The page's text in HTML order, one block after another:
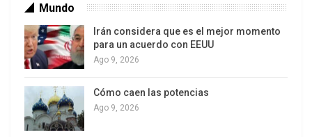
Total Austral,
Pan American Energy (PAE)[2],
Petrobas, Pluspetrol,
Tecpetrol,
Apache y
Los latinos le van dando la espalda a Trump
Mundo
Irán considera que es el mejor momento
para un acuerdo con EEUU
Ago 9, 2026
Cómo caen las potencias
Ago 9, 2026